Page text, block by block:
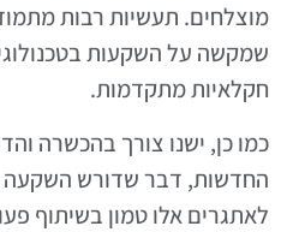
מוצלחים. תעשיות רבות
שמקשה על השקעות
חקלאיות מתקדמות.
כמו כן, ישנו צורך בהכשרה
החדשות, דבר שדורש השקעה
לאתגרים אלו טמון בשיתוף